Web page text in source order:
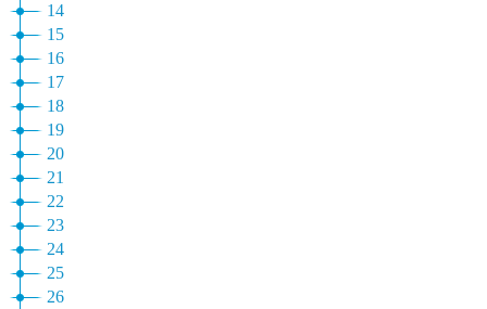
14
15
16
17
18
19
20
21
22
23
24
25
26